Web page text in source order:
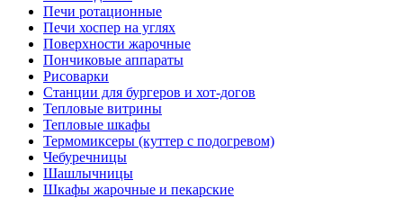
Печи ротационные
Печи хоспер на углях
Поверхности жарочные
Пончиковые аппараты
Рисоварки
Станции для бургеров и хот-догов
Тепловые витрины
Тепловые шкафы
Термомиксеры (куттер с подогревом)
Чебуречницы
Шашлычницы
Шкафы жарочные и пекарские